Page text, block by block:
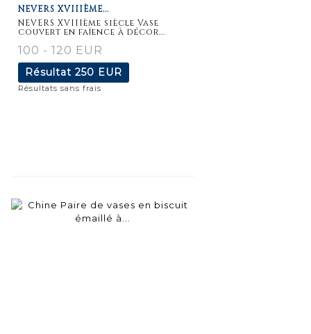
détaillée
NEVERS XVIIIÈME...
NEVERS XVIIIème siècle Vase
couvert en faïence à décor...
100 - 120 EUR
Résultat 250 EUR
Résultats sans frais